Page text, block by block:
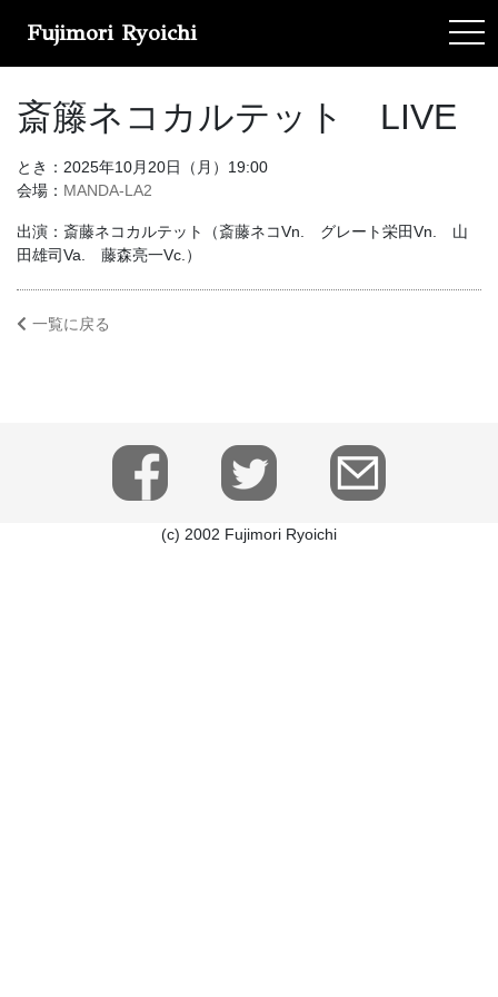
Fujimori Ryoichi
斎籐ネコカルテット LIVE
とき：2025年10月20日（月）19:00
会場： MANDA-LA2
出演：斎藤ネコカルテット（斎藤ネコVn. グレート栄田Vn. 山
田雄司Va. 藤森亮一Vc.）
一覧に戻る
(c) 2002 Fujimori Ryoichi